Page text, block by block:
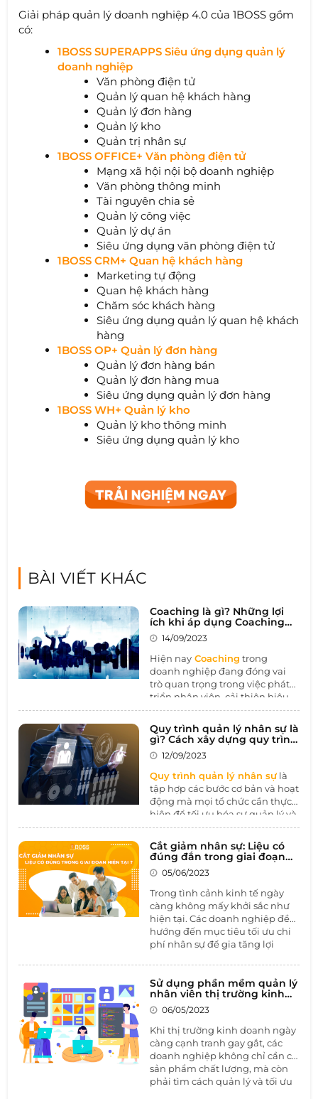
Giải pháp quản lý doanh nghiệp 4.0 của 1BOSS gồm
có:
1BOSS SUPERAPPS Siêu ứng dụng quản lý
doanh nghiệp
Văn phòng điện tử
Quản lý quan hệ khách hàng
Quản lý đơn hàng
Quản lý kho
Quản trị nhân sự
1BOSS OFFICE+ Văn phòng điện tử
Mạng xã hội nội bộ doanh nghiệp
Văn phòng thông minh
Tài nguyên chia sẻ
Quản lý công việc
Quản lý dự án
Siêu ứng dụng văn phòng điện tử
1BOSS CRM+ Quan hệ khách hàng
Marketing tự động
Quan hệ khách hàng
Chăm sóc khách hàng
Siêu ứng dụng quản lý quan hệ khách
hàng
1BOSS OP+ Quản lý đơn hàng
Quản lý đơn hàng bán
Quản lý đơn hàng mua
Siêu ứng dụng quản lý đơn hàng
1BOSS WH+ Quản lý kho
Quản lý kho thông minh
Siêu ứng dụng quản lý kho
BÀI VIẾT KHÁC
Coaching là gì? Những lợi
ích khi áp dụng Coaching
trong doanh nghiệp
14/09/2023
Hiện nay Coaching trong
doanh nghiệp đang đóng vai
trò quan trọng trong việc phát
triển nhân viên, cải thiện hiệu
suất làm việc, và xây dựng môi
trường làm việc tích cực. Bằng
cách tạo cơ hội cho sự học hỏi
và phát triển cá nhân, Coaching
giúp tăng cường sự tự chủ và
đóng góp vào sự thành công và
bền vững của tổ chức.
Quy trình quản lý nhân sự là
gì? Cách xây dựng quy trình
quản lý nhân sự hiệu quả
12/09/2023
Quy trình quản lý nhân sự là
tập hợp các bước cơ bản và hoạt
động mà mọi tổ chức cần thực
hiện để tối ưu hóa sự quản lý và
sử dụng nguồn nhân lực của
họ. Điều này bao gồm việc xác
định nhu cầu nhân lực, tuyển
dụng, đào tạo, quản lý hiệu
suất, và nhiều hoạt động khác
để tạo một môi trường làm việc
tích cực và hiệu quả.
Cắt giảm nhân sự: Liệu có
đúng đắn trong giai đoạn
hiện tại
05/06/2023
Trong tình cảnh kinh tế ngày
càng không mấy khởi sắc như
hiện tại. Các doanh nghiệp đều
hướng đến mục tiêu tối ưu chi
phí nhân sự để gia tăng lợi
những doanh nghiệp từng
được ca tụng là có chế độ đãi
ngộ trong mơ nhưng Google,
cắt giảm từ hàng nghìn đến
hàng chục nghìn nhân sự.
Sử dụng phần mềm quản lý
nhân viên thị trường kinh
doanh để tăng cường hiệu
quả kinh doanh
06/05/2023
Khi thị trường kinh doanh ngày
càng cạnh tranh gay gắt, các
doanh nghiệp không chỉ cần có
sản phẩm chất lượng, mà còn
phải tìm cách quản lý và tối ưu